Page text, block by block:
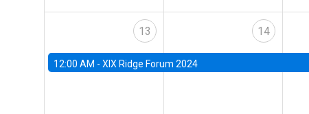
13
12:00 AM - XIX Ridge Forum 2024
14